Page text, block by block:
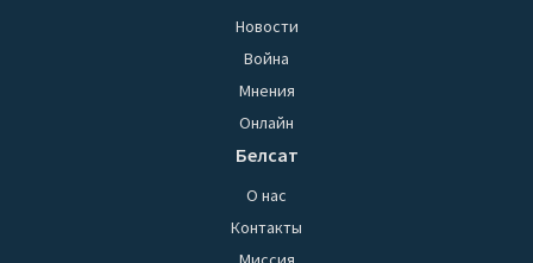
Новости
Война
Мнения
Онлайн
Белсат
О нас
Контакты